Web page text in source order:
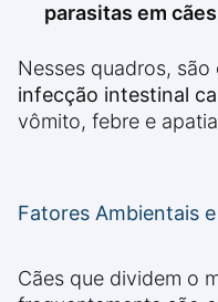
parasitas em cães
Nesses quadros, são
infecção intestinal
vômito, febre e
Fatores Ambientais
Cães que dividem o